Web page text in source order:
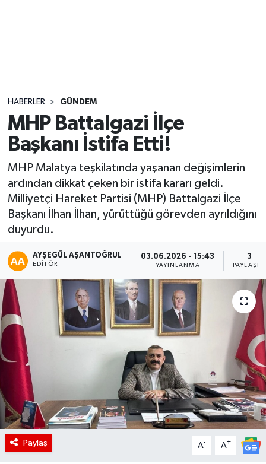
HABERLER GÜNDEM
MHP Battalgazi İlçe
Başkanı İstifa Etti!
MHP Malatya teşkilatında yaşanan değişimlerin
ardından dikkat çeken bir istifa kararı geldi.
Milliyetçi Hareket Partisi (MHP) Battalgazi İlçe
Başkanı İlhan İlhan, yürüttüğü görevden ayrıldığını
duyurdu.
AYŞEGÜL AŞANTOĞRUL
EDITÖR
03.06.2026 - 15:43
YAYINLANMA
3
PAYLAŞIM
Paylaş A- A+
Yaşam